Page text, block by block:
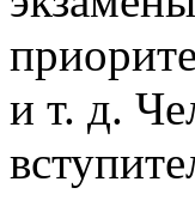
и т. д.